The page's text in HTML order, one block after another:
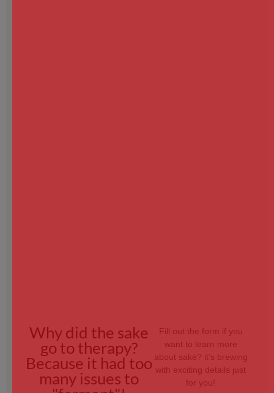
Why did the sake
go to therapy?
Because it had too
many issues to
Fill out the form if you
want to learn more
about saké? it’s brewing
with exciting details just
for you!